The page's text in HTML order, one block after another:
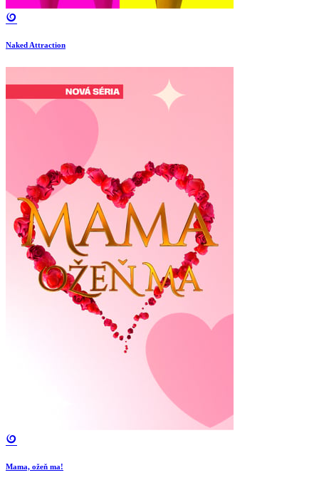
Naked Attraction
Mama, ožeň ma!